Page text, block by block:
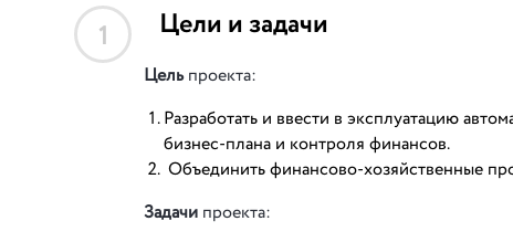
1 Цели и задачи
Цельпроекта:
Разработать и ввести в эксплуатацию
бизнес-плана и контроля финансов.
Объединить финансово-хозяйственные
Задачи проекта: